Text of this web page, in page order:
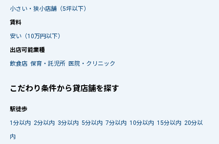
小さい・狭小店舗（5坪以下）
賃料
安い（10万円以下）
出店可能業種
飲食店 保育・託児所 医院・クリニック
こだわり条件から貸店舗を探す
駅徒歩
1分以内 2分以内 3分以内 5分以内 7分以内 10分以内 15分以内 20分以
内